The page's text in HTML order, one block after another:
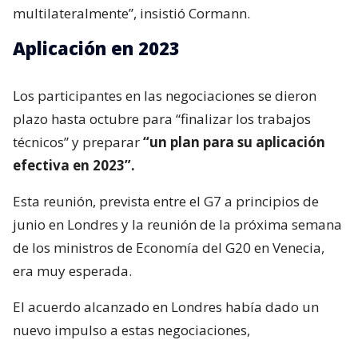
multilateralmente”, insistió Cormann.
Aplicación en 2023
Los participantes en las negociaciones se dieron
plazo hasta octubre para “finalizar los trabajos
técnicos” y preparar“un plan para su aplicación
efectiva en 2023”.
Esta reunión, prevista entre el G7 a principios de
junio en Londres y la reunión de la próxima semana
de los ministros de Economía del G20 en Venecia,
era muy esperada.
El acuerdo alcanzado en Londres había dado un
nuevo impulso a estas negociaciones,